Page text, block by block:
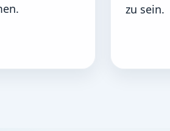
zu sein.